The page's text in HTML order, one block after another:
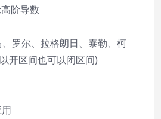
阶导数
罗尔、拉格朗日、泰勒、柯
开区间也可以闭区间)